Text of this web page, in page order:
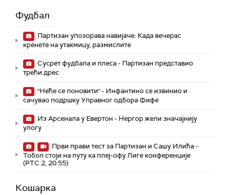
Фудбал
Партизан упозорава навијаче: Када вечерас
кренете на утакмицу, размислите
Сусрет фудбала и плеса - Партизан представио
трећи дрес
"Неће се поновити" - Инфантино се извинио и
сачувао подршку Управног одбора Фифе
Из Арсенала у Евертон - Нергор жели значајнију
улогу
Први прави тест за Партизан и Сашу Илића -
Тобол стоји на путу ка плеј-офу Лиге конференције
(РТС 2, 20.55)
Кошарка